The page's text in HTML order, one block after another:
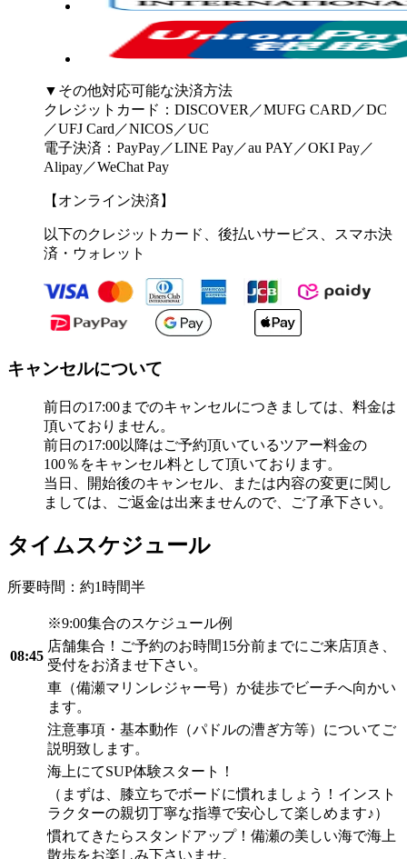
▼その他対応可能な決済方法
クレジットカード：DISCOVER／MUFG CARD／DC
／UFJ Card／NICOS／UC
電子決済：PayPay／LINE Pay／au PAY／OKI Pay／
Alipay／WeChat Pay
【オンライン決済】
以下のクレジットカード、後払いサービス、スマホ決
済・ウォレット
キャンセルについて
前日の17:00までのキャンセルにつきましては、料金は
頂いておりません。
前日の17:00以降はご予約頂いているツアー料金の
100％をキャンセル料として頂いております。
当日、開始後のキャンセル、または内容の変更に関し
ましては、ご返金は出来ませんので、ご了承下さい。
タイムスケジュール
所要時間：約1時間半
※9:00集合のスケジュール例
08:45
店舗集合！ご予約のお時間15分前までにご来店頂き、
受付をお済ませ下さい。
車（備瀬マリンレジャー号）か徒歩でビーチへ向かい
ます。
注意事項・基本動作（パドルの漕ぎ方等）についてご
説明致します。
海上にてSUP体験スタート！
（まずは、膝立ちでボードに慣れましょう！インスト
ラクターの親切丁寧な指導で安心して楽しめます♪）
慣れてきたらスタンドアップ！備瀬の美しい海で海上
散歩をお楽しみ下さいませ。